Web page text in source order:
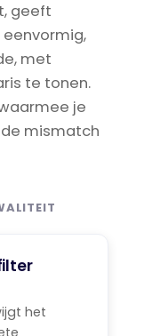
geeft
met
te tonen.
je
mismatch
het